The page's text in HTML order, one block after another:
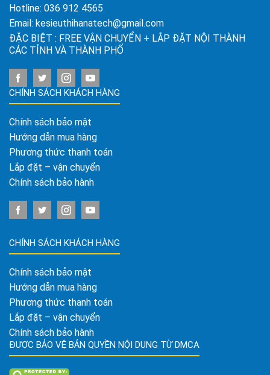
Hotline: 036 912 4565
Email: kesieuthihanatech@gmail.com
ĐẶC BIỆT : FREE VẬN CHUYỂN + LẮP ĐẶT NỘI THÀNH
CÁC TỈNH VÀ THÀNH PHỐ
CHÍNH SÁCH KHÁCH HÀNG
Chính sách bảo mật
Hướng dẫn mua hàng
Phương thức thanh toán
Lắp đặt – vận chuyển
Chính sách bảo hành
CHÍNH SÁCH KHÁCH HÀNG
Chính sách bảo mật
Hướng dẫn mua hàng
Phương thức thanh toán
Lắp đặt – vận chuyển
Chính sách bảo hành
ĐƯỢC BẢO VỆ BẢN QUYỀN NỘI DUNG TỪ DMCA